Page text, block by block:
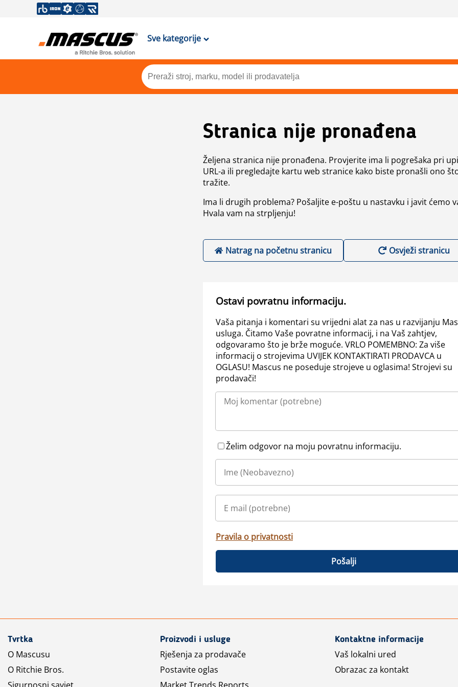
Sve kategorije
Stranica nije pronađena
Željena stranica nije pronađena. Provjerite ima li pogrešaka pri
URL-a ili pregledajte kartu web stranice kako biste pronašli ono
tražite.
Ima li drugih problema? Pošaljite e-poštu u nastavku i javit ćemo
Hvala vam na strpljenju!
Natrag na početnu stranicu Osvježi stranicu
Ostavi povratnu informaciju.
Vaša pitanja i komentari su vrijedni alat za nas u razvijanju
usluga. Čitamo Vaše povratne informacij, i na Vaš zahtjev,
odgovaramo što je brže moguće. VRLO POMEMBNO: Za više
informacij o strojevima UVIJEK KONTAKTIRATI PRODAVCA u
OGLASU! Mascus ne poseduje strojeve u oglasima! Strojevi su
prodavači!
Želim odgovor na moju povratnu informaciju.
Pravila o privatnosti
Pošalji
Tvrtka
O Mascusu
O Ritchie Bros.
Proizvodi i usluge
Rješenja za prodavače
Postavite oglas
Kontaktne informacije
Vaš lokalni ured
Obrazac za kontakt